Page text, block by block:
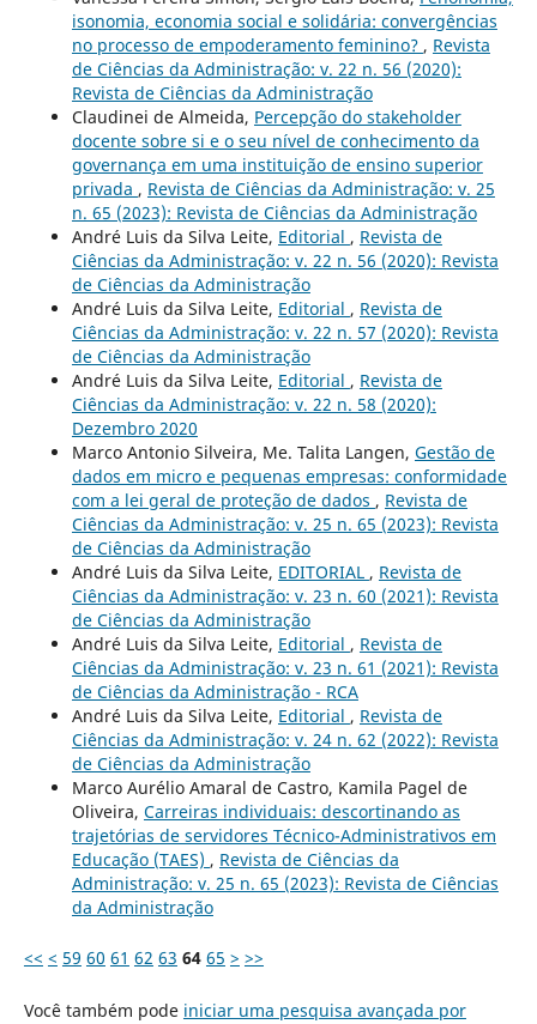
isonomia, economia social e solidária: convergências
no processo de empoderamento feminino? , Revista
de Ciências da Administração: v. 22 n. 56 (2020):
Revista de Ciências da Administração
Claudinei de Almeida, Percepção do stakeholder
docente sobre si e o seu nível de conhecimento da
governança em uma instituição de ensino superior
privada , Revista de Ciências da Administração: v. 25
n. 65 (2023): Revista de Ciências da Administração
André Luis da Silva Leite, Editorial , Revista de
Ciências da Administração: v. 22 n. 56 (2020): Revista
de Ciências da Administração
André Luis da Silva Leite, Editorial , Revista de
Ciências da Administração: v. 22 n. 57 (2020): Revista
de Ciências da Administração
André Luis da Silva Leite, Editorial , Revista de
Ciências da Administração: v. 22 n. 58 (2020):
Dezembro 2020
Marco Antonio Silveira, Me. Talita Langen, Gestão de
dados em micro e pequenas empresas: conformidade
com a lei geral de proteção de dados , Revista de
Ciências da Administração: v. 25 n. 65 (2023): Revista
de Ciências da Administração
André Luis da Silva Leite, EDITORIAL , Revista de
Ciências da Administração: v. 23 n. 60 (2021): Revista
de Ciências da Administração
André Luis da Silva Leite, Editorial , Revista de
Ciências da Administração: v. 23 n. 61 (2021): Revista
de Ciências da Administração - RCA
André Luis da Silva Leite, Editorial , Revista de
Ciências da Administração: v. 24 n. 62 (2022): Revista
de Ciências da Administração
Marco Aurélio Amaral de Castro, Kamila Pagel de
Oliveira, Carreiras individuais: descortinando as
trajetórias de servidores Técnico-Administrativos em
Educação (TAES) , Revista de Ciências da
Administração: v. 25 n. 65 (2023): Revista de Ciências
da Administração
<< < 59 60 61 62 63 64 65 > >>
Você também pode iniciar uma pesquisa avançada por